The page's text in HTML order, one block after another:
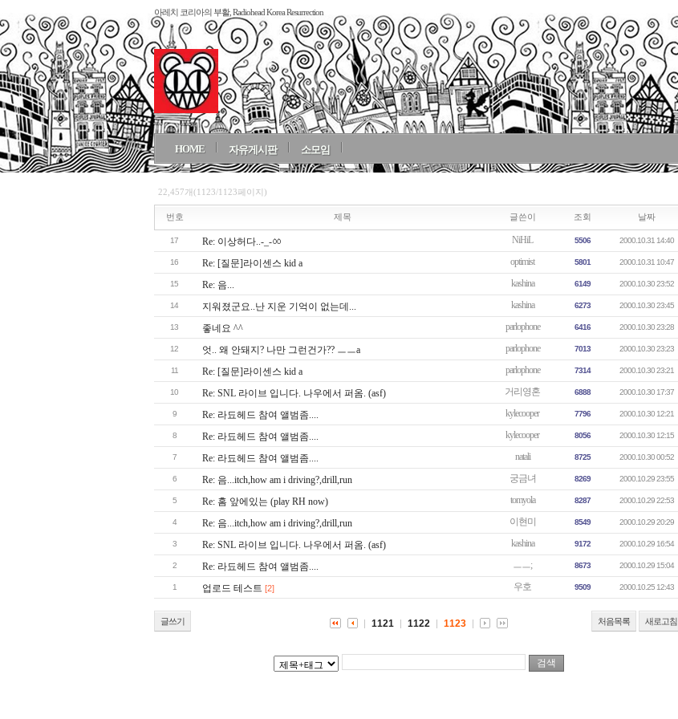
아레치 코리아의 부활, Radiohead Korea Resurrection
HOME 자유게시판 소모임
22,457개(1123/1123페이지)
번호 제목 글쓴이 조회 날짜
17 Re: 이상허다..-_-ㆀ NiHiL 5506 2000.10.31 14:40
16 Re: [질문]라이센스 kid a optimist 5801 2000.10.31 10:47
15 Re: 음... kashina 6149 2000.10.30 23:52
14 지워졌군요..난 지운 기억이 없는데... kashina 6273 2000.10.30 23:45
13 좋네요 ^^ parlophone 6416 2000.10.30 23:28
12 엇.. 왜 안돼지? 나만 그런건가?? ㅡㅡa parlophone 7013 2000.10.30 23:23
11 Re: [질문]라이센스 kid a parlophone 7314 2000.10.30 23:21
10 Re: SNL 라이브 입니다. 나우에서 퍼옴. (asf) 거리영혼 6888 2000.10.30 17:37
9 Re: 라됴헤드 참여 앨범좀.... kylecooper 7796 2000.10.30 12:21
8 Re: 라됴헤드 참여 앨범좀.... kylecooper 8056 2000.10.30 12:15
7 Re: 라됴헤드 참여 앨범좀.... natali 8725 2000.10.30 00:52
6 Re: 음...itch,how am i driving?,drill,run 궁금녀 8269 2000.10.29 23:55
5 Re: 홈 앞에있는 (play RH now) tomyola 8287 2000.10.29 22:53
4 Re: 음...itch,how am i driving?,drill,run 이현미 8549 2000.10.29 20:29
3 Re: SNL 라이브 입니다. 나우에서 퍼옴. (asf) kashina 9172 2000.10.29 16:54
2 Re: 라됴헤드 참여 앨범좀.... ㅡㅡ; 8673 2000.10.29 15:04
1 업로드 테스트 [2] 우호 9509 2000.10.25 12:43
글쓰기 처음목록 새로고침
1121 1122 1123